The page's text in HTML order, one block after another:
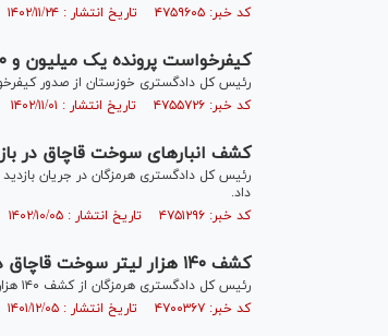
کد خبر: ۴۷۵۹۶۰۵ تاریخ انتشار : ۱۴۰۲/۱۱/۲۴
کیفرخواست پرونده یک میلیون و ۶۰۰ هزار لیتر قاچاق سوخت در بندر امام خمینی (ره) صادر شد
رئیس کل دادگستری خوزستان از صدور
کد خبر: ۴۷۵۵۷۲۶ تاریخ انتشار : ۱۴۰۲/۱۱/۰۱
کشف انبار‌های سوخت قاچاق در
رئیس کل دادگستری هرمزگان در جریان
داد.
کد خبر: ۴۷۵۱۲۹۶ تاریخ انتشار : ۱۴۰۲/۱۰/۰۵
کشف ۱۴۰ هزار لیتر سوخت قاچاق در آب‌های جزیره قشم
رئیس کل دادگستری هرمزگان از کشف ۱۴۰ هزار لیتر سوخت قاچاق در آب‌های جزیره قشم خبر داد.
کد خبر: ۴۷۰۰۳۶۷ تاریخ انتشار : ۱۴۰۱/۱۲/۰۵